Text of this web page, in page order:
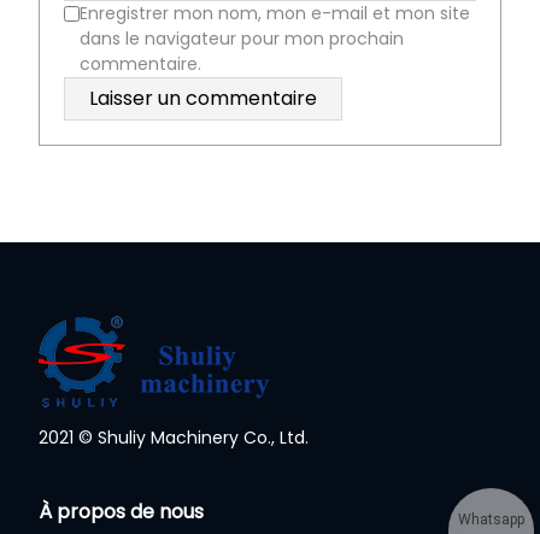
Enregistrer mon nom, mon e-mail et mon site
dans le navigateur pour mon prochain
commentaire.
2021 © Shuliy Machinery Co., Ltd.
À propos de nous Whatsapp